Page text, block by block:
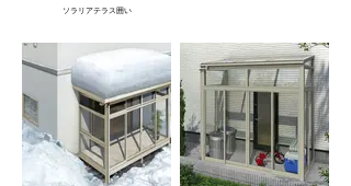
ソラリアテラス囲い